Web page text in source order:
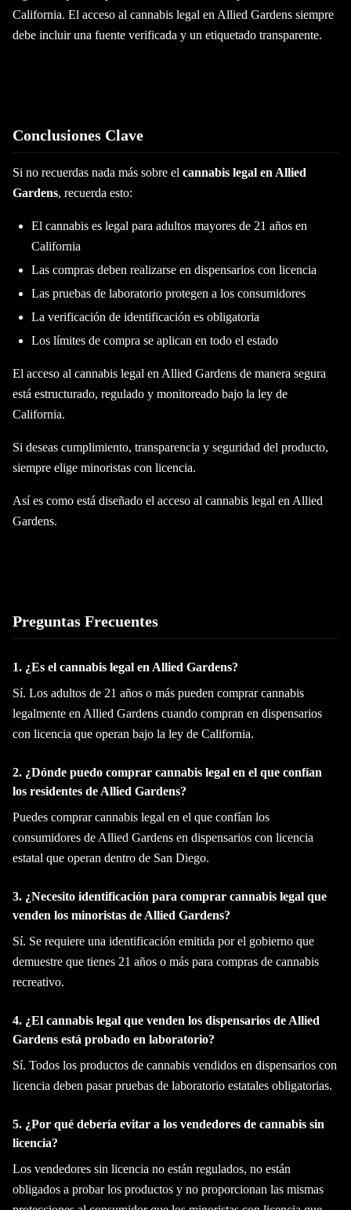
California. El acceso al cannabis legal en Allied Gardens siempre
debe incluir una fuente verificada y un etiquetado transparente.
Conclusiones Clave
Si no recuerdas nada más sobre el cannabis legal en Allied
Gardens, recuerda esto:
El cannabis es legal para adultos mayores de 21 años en
California
Las compras deben realizarse en dispensarios con licencia
Las pruebas de laboratorio protegen a los consumidores
La verificación de identificación es obligatoria
Los límites de compra se aplican en todo el estado
El acceso al cannabis legal en Allied Gardens de manera segura
está estructurado, regulado y monitoreado bajo la ley de
California.
Si deseas cumplimiento, transparencia y seguridad del producto,
siempre elige minoristas con licencia.
Así es como está diseñado el acceso al cannabis legal en Allied
Gardens.
Preguntas Frecuentes
1. ¿Es el cannabis legal en Allied Gardens?
Sí. Los adultos de 21 años o más pueden comprar cannabis
legalmente en Allied Gardens cuando compran en dispensarios
con licencia que operan bajo la ley de California.
2. ¿Dónde puedo comprar cannabis legal en el que confían
los residentes de Allied Gardens?
Puedes comprar cannabis legal en el que confían los
consumidores de Allied Gardens en dispensarios con licencia
estatal que operan dentro de San Diego.
3. ¿Necesito identificación para comprar cannabis legal que
venden los minoristas de Allied Gardens?
Sí. Se requiere una identificación emitida por el gobierno que
demuestre que tienes 21 años o más para compras de cannabis
recreativo.
4. ¿El cannabis legal que venden los dispensarios de Allied
Gardens está probado en laboratorio?
Sí. Todos los productos de cannabis vendidos en dispensarios con
licencia deben pasar pruebas de laboratorio estatales obligatorias.
5. ¿Por qué debería evitar a los vendedores de cannabis sin
licencia?
Los vendedores sin licencia no están regulados, no están
obligados a probar los productos y no proporcionan las mismas